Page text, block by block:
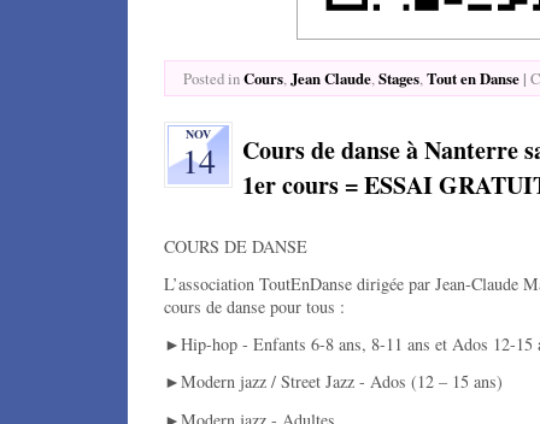
Posted inCours,Jean Claude,Stages,Tout en Danse |
NOV
14
Cours de danse à Nanterre
1er cours = ESSAI
COURS DE DANSE
L’association ToutEnDanse dirigée par Jean-Claude
cours de danse pour tous :
►Hip-hop - Enfants 6-8 ans, 8-11 ans et Ados 12-15
►Modern jazz / Street Jazz - Ados (12 – 15 ans)
►Modern jazz - Adultes